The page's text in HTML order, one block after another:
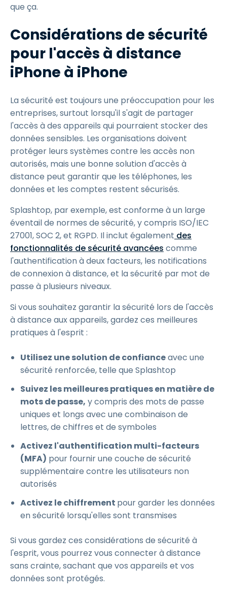
que ça.
Considérations de sécurité
pour l'accès à distance
iPhone à iPhone
La sécurité est toujours une préoccupation pour les
entreprises, surtout lorsqu'il s'agit de partager
l'accès à des appareils qui pourraient stocker des
données sensibles. Les organisations doivent
protéger leurs systèmes contre les accès non
autorisés, mais une bonne solution d'accès à
distance peut garantir que les téléphones, les
données et les comptes restent sécurisés.
Splashtop, par exemple, est conforme à un large
éventail de normes de sécurité, y compris ISO/IEC
27001, SOC 2, et RGPD. Il inclut également des
fonctionnalités de sécurité avancées comme
l'authentification à deux facteurs, les notifications
de connexion à distance, et la sécurité par mot de
passe à plusieurs niveaux.
Si vous souhaitez garantir la sécurité lors de l'accès
à distance aux appareils, gardez ces meilleures
pratiques à l'esprit :
Utilisez une solution de confianceavec une
sécurité renforcée, telle que Splashtop
Suivez les meilleures pratiques en matière de
mots de passe, y compris des mots de passe
uniques et longs avec une combinaison de
lettres, de chiffres et de symboles
Activez l'authentification multi-facteurs
(MFA) pour fournir une couche de sécurité
supplémentaire contre les utilisateurs non
autorisés
Activez le chiffrement pour garder les données
en sécurité lorsqu'elles sont transmises
Si vous gardez ces considérations de sécurité à
l'esprit, vous pourrez vous connecter à distance
sans crainte, sachant que vos appareils et vos
données sont protégés.